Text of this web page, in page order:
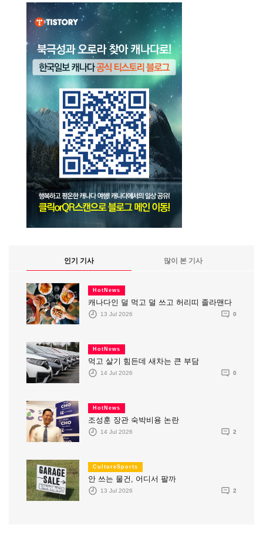
인기 기사 많이 본 기사
HotNews
캐나다인 덜 먹고 덜 쓰고 허리띠 졸라맨다
13 Jul 2026 0
HotNews
먹고 살기 힘든데 새차는 큰 부담
14 Jul 2026 0
HotNews
조성훈 장관 숙박비용 논란
14 Jul 2026 2
CultureSports
안 쓰는 물건, 어디서 팔까
13 Jul 2026 2